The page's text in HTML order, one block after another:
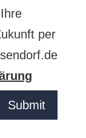
per
Submit